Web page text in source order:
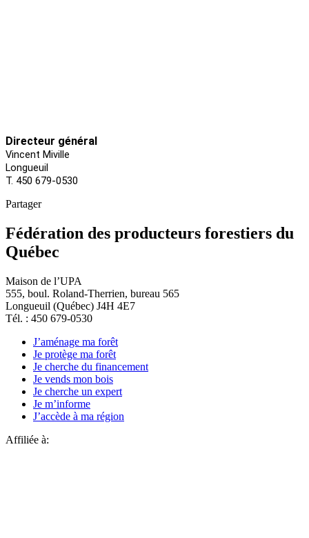
Directeur général
Vincent Miville
Longueuil
T. 450 679-0530
Partager
Fédération des producteurs forestiers du
Québec
Maison de l’UPA
555, boul. Roland-Therrien, bureau 565
Longueuil (Québec) J4H 4E7
Tél. : 450 679-0530
J’aménage ma forêt
Je protège ma forêt
Je cherche du financement
Je vends mon bois
Je cherche un expert
Je m’informe
J’accède à ma région
Affiliée à: